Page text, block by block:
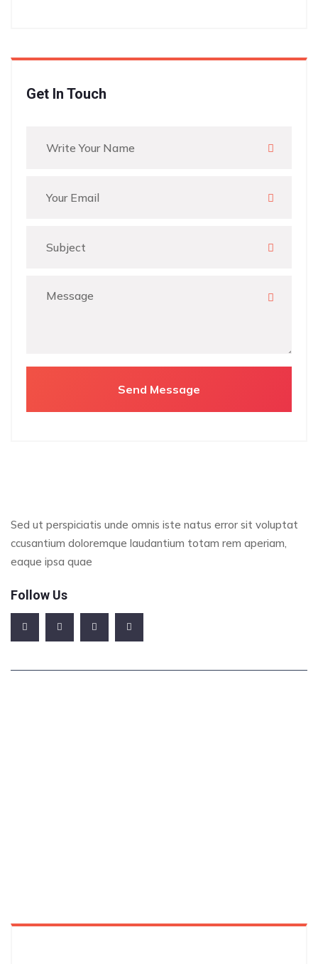
Get In Touch
Sed ut perspiciatis unde omnis iste natus error sit voluptat
ccusantium doloremque laudantium totam rem aperiam,
eaque ipsa quae
Follow Us